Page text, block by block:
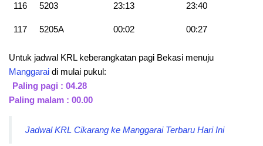
116 5203 23:13 23:40
117 5205A 00:02 00:27
Untuk jadwal KRL keberangkatan pagi Bekasi menuju
Manggarai di mulai pukul:
Paling pagi : 04.28
Paling malam : 00.00
Jadwal KRL Cikarang ke Manggarai Terbaru Hari Ini